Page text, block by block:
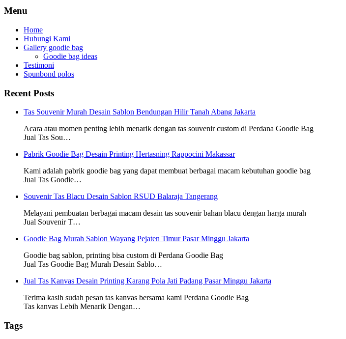
Menu
Home
Hubungi Kami
Gallery goodie bag
Goodie bag ideas
Testimoni
Spunbond polos
Recent Posts
Tas Souvenir Murah Desain Sablon Bendungan Hilir Tanah Abang Jakarta
Acara atau momen penting lebih menarik dengan tas souvenir custom di Perdana Goodie Bag
Jual Tas Sou…
Pabrik Goodie Bag Desain Printing Hertasning Rappocini Makassar
Kami adalah pabrik goodie bag yang dapat membuat berbagai macam kebutuhan goodie bag
Jual Tas Goodie…
Souvenir Tas Blacu Desain Sablon RSUD Balaraja Tangerang
Melayani pembuatan berbagai macam desain tas souvenir bahan blacu dengan harga murah
Jual Souvenir T…
Goodie Bag Murah Sablon Wayang Pejaten Timur Pasar Minggu Jakarta
Goodie bag sablon, printing bisa custom di Perdana Goodie Bag
Jual Tas Goodie Bag Murah Desain Sablo…
Jual Tas Kanvas Desain Printing Karang Pola Jati Padang Pasar Minggu Jakarta
Terima kasih sudah pesan tas kanvas bersama kami Perdana Goodie Bag
Tas kanvas Lebih Menarik Dengan…
Tags